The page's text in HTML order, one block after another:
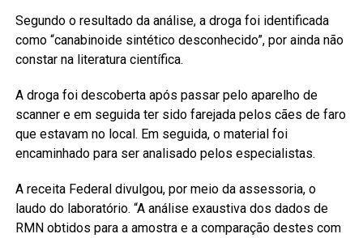
Segundo o resultado da análise, a droga foi identificada
como “canabinoide sintético desconhecido”, por ainda não
constar na literatura científica.
A droga foi descoberta após passar pelo aparelho de
scanner e em seguida ter sido farejada pelos cães de faro
que estavam no local. Em seguida, o material foi
encaminhado para ser analisado pelos especialistas.
A receita Federal divulgou, por meio da assessoria, o
laudo do laboratório. “A análise exaustiva dos dados de
RMN obtidos para a amostra e a comparação destes com